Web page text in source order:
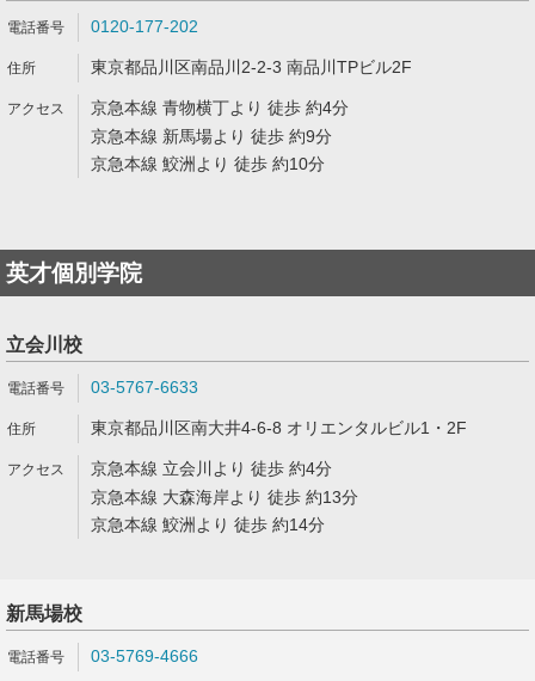
0120-177-202
東京都品川区南品川2-2-3 南品川TPビル2F
京急本線 青物横丁より 徒歩 約4分
京急本線 新馬場より 徒歩 約9分
京急本線 鮫洲より 徒歩 約10分
英才個別学院
立会川校
03-5767-6633
東京都品川区南大井4-6-8 オリエンタルビル1・2F
京急本線 立会川より 徒歩 約4分
京急本線 大森海岸より 徒歩 約13分
京急本線 鮫洲より 徒歩 約14分
新馬場校
03-5769-4666